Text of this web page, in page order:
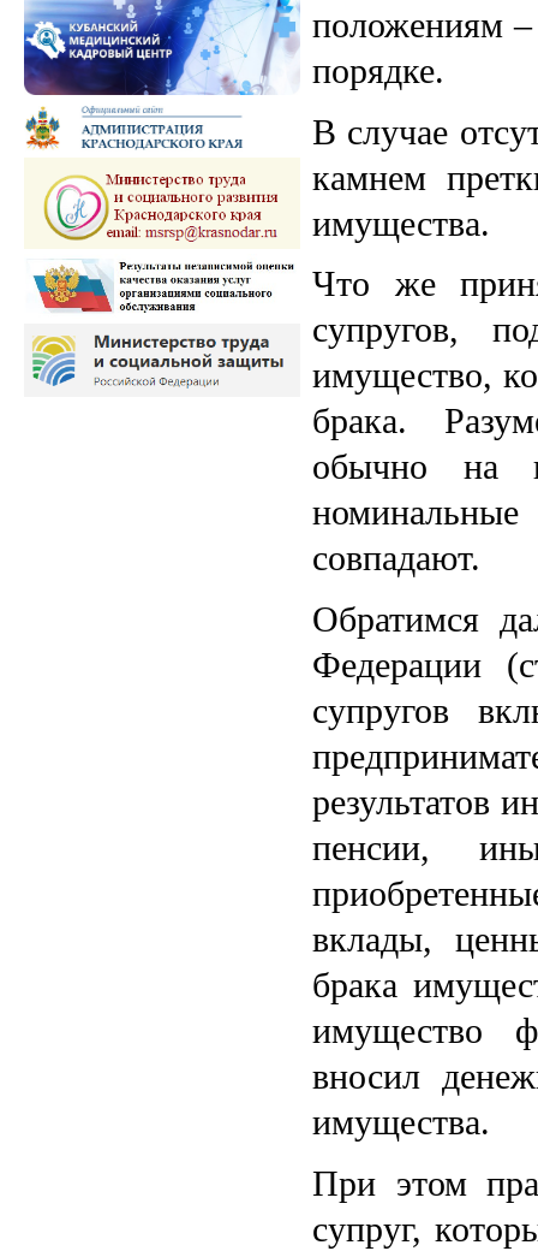
положениям
порядке.
В случае
камнем
имущества.
Что же
супругов,
имущество,
брака.
обычно на
совпадают.
Обратимся
Федерации
супругов
результатов
пенсии,
вклады,
брака
имущество
вносил
имущества.
При этом
супруг,